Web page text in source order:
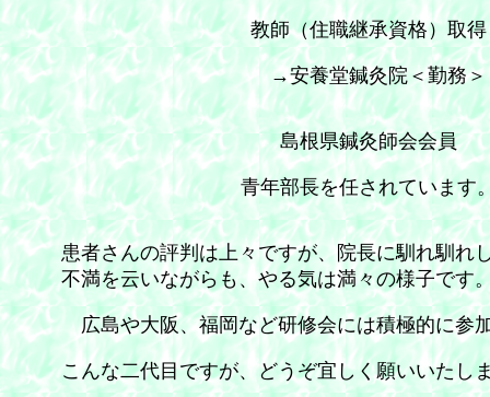
教師（住職継承資格）取得
→安養堂鍼灸院＜勤務＞
島根県鍼灸師会会員
青年部長を任されています
患者さんの評判は上々ですが、院長に馴れ馴れ
不満を云いながらも、やる気は満々の様子です
広島や大阪、福岡など研修会には積極的に参
こんな二代目ですが、どうぞ宜しく願いいたし